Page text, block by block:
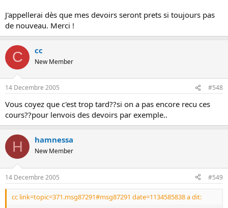
J'appellerai dès que mes devoirs seront prets si toujours pas
de nouveau. Merci !
C cc
New Member
14 Decembre 2005 #548
Vous coyez que c'est trop tard??si on a pas encore recu ces
cours??pour lenvois des devoirs par exemple..
H hamnessa
New Member
14 Decembre 2005 #549
cc link=topic=371.msg87291#msg87291 date=1134585838 a dit: